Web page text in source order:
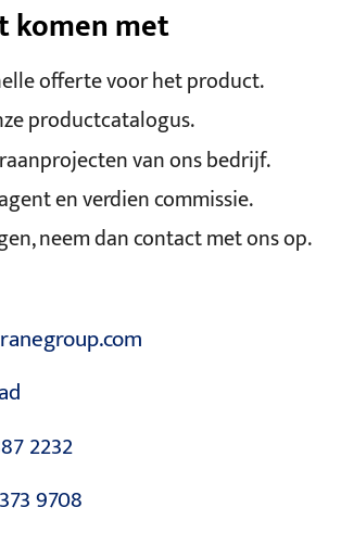
komen met
offerte voor het product.
productcatalogus.
van ons bedrijf.
en verdien commissie.
neem dan contact met ons op.
2232
9708